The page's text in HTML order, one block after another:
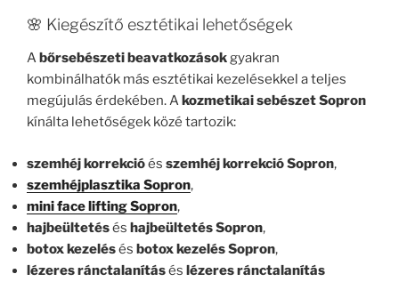
🌸 Kiegészítő esztétikai lehetőségek
A bőrsebészeti beavatkozásokgyakran
kombinálhatók más esztétikai kezelésekkel a teljes
megújulás érdekében. A kozmetikai sebészet Sopron
kínálta lehetőségek közé tartozik:
szemhéj korrekcióés szemhéj korrekció Sopron,
szemhéjplasztika Sopron,
mini face lifting Sopron,
hajbeültetésés hajbeültetés Sopron,
botox kezelésés botox kezelés Sopron,
lézeres ránctalanításés lézeres ránctalanítás